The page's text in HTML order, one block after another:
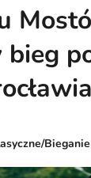
Kontakt
aplikację:
bieg
Bieganie